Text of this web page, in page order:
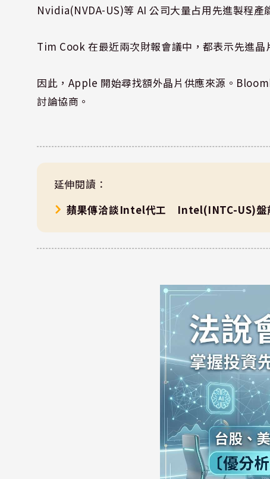
Nvidia(NVDA-US)等 AI 公司大量占用先進製程產
Tim Cook 在最近兩次財報會議中，都表示先進
因此，Apple 開始尋找額外晶片供應來源。
討論協商。
延伸閱讀：
蘋果傳洽談Intel代工 Intel(INTC-US)盤